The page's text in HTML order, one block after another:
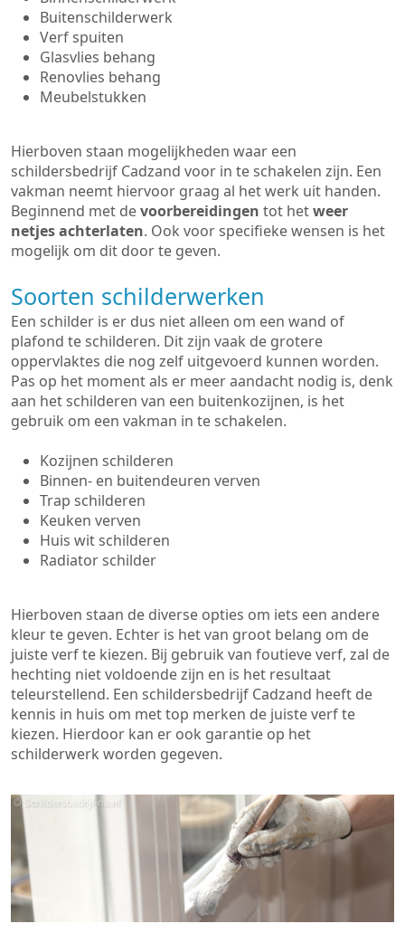
Buitenschilderwerk
Verf spuiten
Glasvlies behang
Renovlies behang
Meubelstukken
Hierboven staan mogelijkheden waar een
schildersbedrijf Cadzand voor in te schakelen zijn. Een
vakman neemt hiervoor graag al het werk uit handen.
Beginnend met devoorbereidingen tot hetweer
netjes achterlaten. Ook voor specifieke wensen is het
mogelijk om dit door te geven.
Soorten schilderwerken
Een schilder is er dus niet alleen om een wand of
plafond te schilderen. Dit zijn vaak de grotere
oppervlaktes die nog zelf uitgevoerd kunnen worden.
Pas op het moment als er meer aandacht nodig is, denk
aan het schilderen van een buitenkozijnen, is het
gebruik om een vakman in te schakelen.
Kozijnen schilderen
Binnen- en buitendeuren verven
Trap schilderen
Keuken verven
Huis wit schilderen
Radiator schilder
Hierboven staan de diverse opties om iets een andere
kleur te geven. Echter is het van groot belang om de
juiste verf te kiezen. Bij gebruik van foutieve verf, zal de
hechting niet voldoende zijn en is het resultaat
teleurstellend. Een schildersbedrijf Cadzand heeft de
kennis in huis om met top merken de juiste verf te
kiezen. Hierdoor kan er ook garantie op het
schilderwerk worden gegeven.